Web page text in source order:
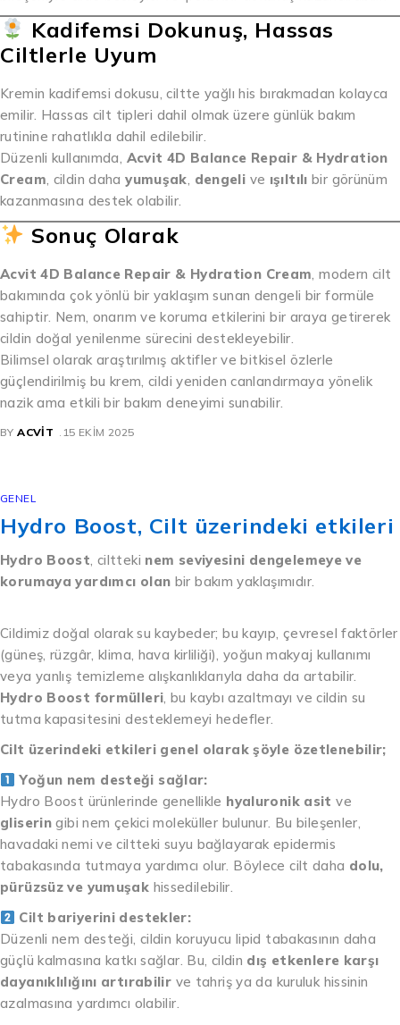
Kadifemsi Dokunuş, Hassas
Ciltlerle Uyum
Kremin kadifemsi dokusu, ciltte yağlı his bırakmadan kolayca
emilir. Hassas cilt tipleri dahil olmak üzere günlük bakım
rutinine rahatlıkla dahil edilebilir.
Düzenli kullanımda, Acvit 4D Balance Repair & Hydration
Cream, cildin dahayumuşak, dengeli ve ışıltılı bir görünüm
kazanmasına destek olabilir.
Sonuç Olarak
Acvit 4D Balance Repair & Hydration Cream, modern cilt
bakımında çok yönlü bir yaklaşım sunan dengeli bir formüle
sahiptir. Nem, onarım ve koruma etkilerini bir araya getirerek
cildin doğal yenilenme sürecini destekleyebilir.
Bilimsel olarak araştırılmış aktifler ve bitkisel özlerle
güçlendirilmiş bu krem, cildi yeniden canlandırmaya yönelik
nazik ama etkili bir bakım deneyimi sunabilir.
BY ACVIT 15 EKIM 2025
GENEL
Hydro Boost, Cilt üzerindeki etkileri
Hydro Boost, ciltteki nem seviyesini dengelemeye ve
korumaya yardımcı olan bir bakım yaklaşımıdır.
Cildimiz doğal olarak su kaybeder; bu kayıp, çevresel faktörler
(güneş, rüzgâr, klima, hava kirliliği), yoğun makyaj kullanımı
veya yanlış temizleme alışkanlıklarıyla daha da artabilir.
Hydro Boost formülleri, bu kaybı azaltmayı ve cildin su
tutma kapasitesini desteklemeyi hedefler.
Cilt üzerindeki etkileri genel olarak şöyle özetlenebilir;
Yoğun nem desteği sağlar:
Hydro Boost ürünlerinde genellikle hyaluronik asit ve
gliserin gibi nem çekici moleküller bulunur. Bu bileşenler,
havadaki nemi ve ciltteki suyu bağlayarak epidermis
tabakasında tutmaya yardımcı olur. Böylece cilt daha dolu,
pürüzsüz ve yumuşak hissedilebilir.
Cilt bariyerini destekler:
Düzenli nem desteği, cildin koruyucu lipid tabakasının daha
güçlü kalmasına katkı sağlar. Bu, cildin dış etkenlere karşı
dayanıklılığını artırabilir ve tahriş ya da kuruluk hissinin
azalmasına yardımcı olabilir.